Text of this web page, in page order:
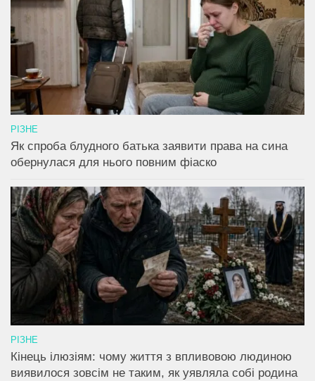
РІЗНЕ
Як спроба блудного батька заявити права на сина
обернулася для нього повним фіаско
РІЗНЕ
Кінець ілюзіям: чому життя з впливовою людиною
виявилося зовсім не таким, як уявляла собі родина